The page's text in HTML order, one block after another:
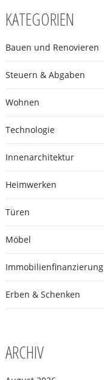
KATEGORIEN
Bauen und Renovieren
Steuern & Abgaben
Wohnen
Technologie
Innenarchitektur
Heimwerken
Türen
Möbel
Immobilienfinanzierung
Erben & Schenken
ARCHIV